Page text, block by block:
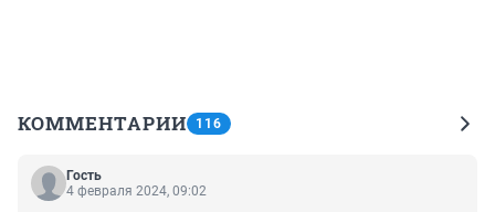
КОММЕНТАРИИ 116
Гость
4 февраля 2024, 09:02